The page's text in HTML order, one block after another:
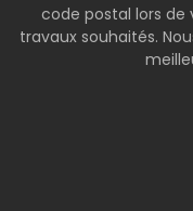
code postal lors de
travaux souhaités.